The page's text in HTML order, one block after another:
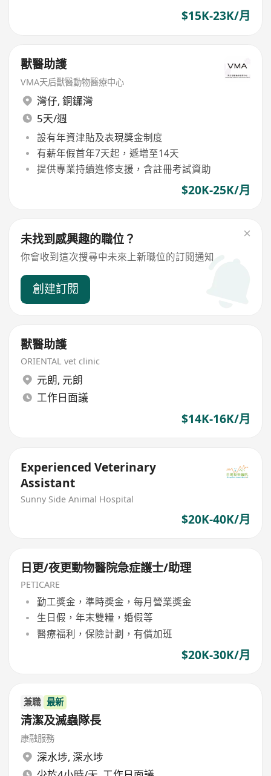
$15K-23K/月
獸醫助護
VMA天后獸醫動物醫療中心
灣仔, 銅鑼灣
5天/週
設有年資津貼及表現獎金制度
有薪年假首年7天起，遞增至14天
提供專業持續進修支援，含註冊考試資助
$20K-25K/月
未找到感興趣的職位？
你會收到這次搜尋中未來上新職位的訂閱通知
創建訂閱
獸醫助護
ORIENTAL vet clinic
元朗, 元朗
工作日面議
$14K-16K/月
Experienced Veterinary
Assistant
Sunny Side Animal Hospital
$20K-40K/月
日更/夜更動物醫院急症護士/助理
PETICARE
勤工獎金，準時獎金，每月營業獎金
生日假，年末雙糧，婚假等
醫療福利，保險計劃，有償加班
$20K-30K/月
兼職 最新
清潔及滅蟲隊長
康融服務
深水埗, 深水埗